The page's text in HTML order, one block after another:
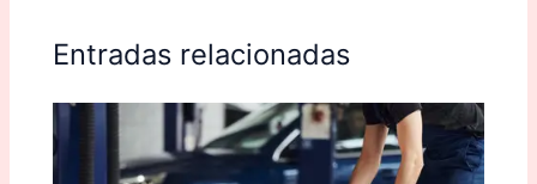
Entradas relacionadas